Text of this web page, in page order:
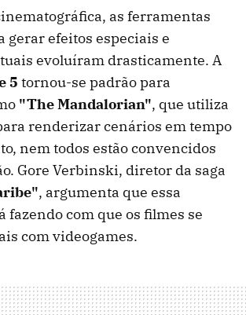
as ferramentas
gerar efeitos especiais e
evoluíram drasticamente. A
5 tornou-se padrão para
"The Mandalorian", que utiliza
renderizar cenários em tempo
nem todos estão convencidos
Gore Verbinski, diretor da saga
, argumenta que essa
fazendo com que os filmes se
com videogames.